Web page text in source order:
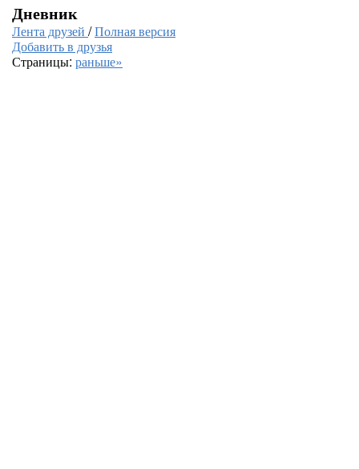
Дневник
Лента друзей /Полная версия
Добавить в друзья
Страницы: раньше»